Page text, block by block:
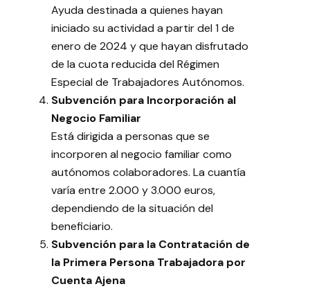
Ayuda destinada a quienes hayan
iniciado su actividad a partir del 1 de
enero de 2024 y que hayan disfrutado
de la cuota reducida del Régimen
Especial de Trabajadores Autónomos.
Subvención para Incorporación al
Negocio Familiar
Está dirigida a personas que se
incorporen al negocio familiar como
autónomos colaboradores. La cuantía
varía entre 2.000 y 3.000 euros,
dependiendo de la situación del
beneficiario.
Subvención para la Contratación de
la Primera Persona Trabajadora por
Cuenta Ajena